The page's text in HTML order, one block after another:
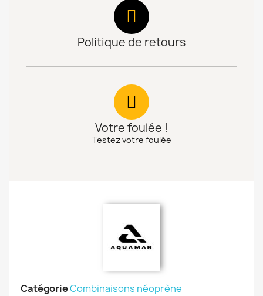
Politique de retours
Votre foulée !
Testez votre foulée
CatégorieCombinaisons néoprène